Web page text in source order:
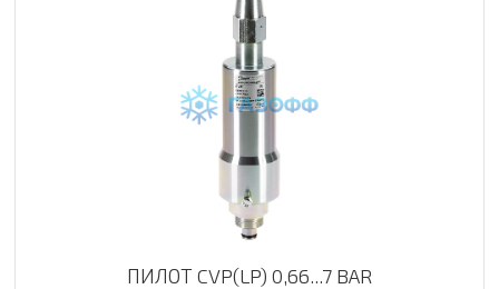
ПИЛОТ CVP(LP) 0,66...7 BAR